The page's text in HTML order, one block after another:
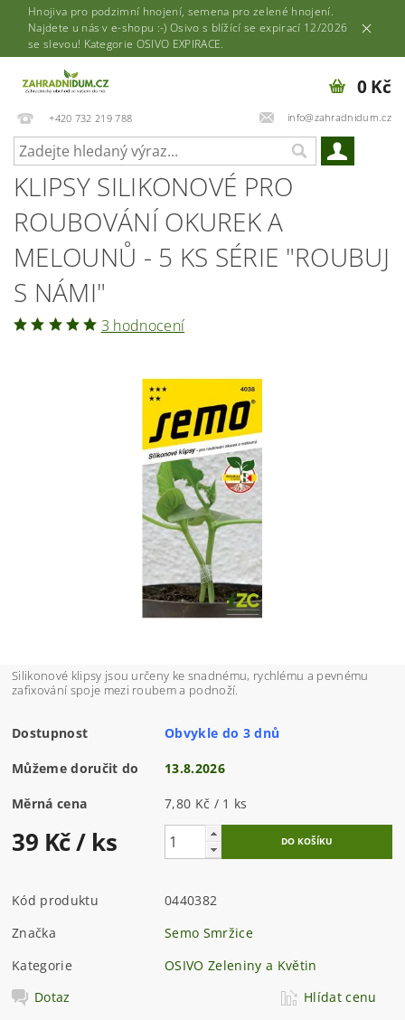
Hnojiva pro podzimní hnojení, semena pro zelené hnojení.
Najdete u nás v e-shopu :-) Osivo s blížící se expirací 12/2026
se slevou! Kategorie OSIVO EXPIRACE.
+420 732 219 788 info@zahradnidum.cz
0 Kč
KLIPSY SILIKONOVÉ PRO
ROUBOVÁNÍ OKUREK A
MELOUNŮ - 5 KS SÉRIE "ROUBUJ
S NÁMI"
3 hodnocení
Silikonové klipsy jsou určeny ke snadnému, rychlému a pevnému
zafixování spoje mezi roubem a podnoží.
Dostupnost Obvykle do 3 dnů
Můžeme doručit do 13.8.2026
Měrná cena 7,80 Kč / 1 ks
39 Kč/ ks
Kód produktu
0440382
Značka
Semo Smržice
Kategorie
OSIVO Zeleniny a Květin
Dotaz
Hlídat cenu